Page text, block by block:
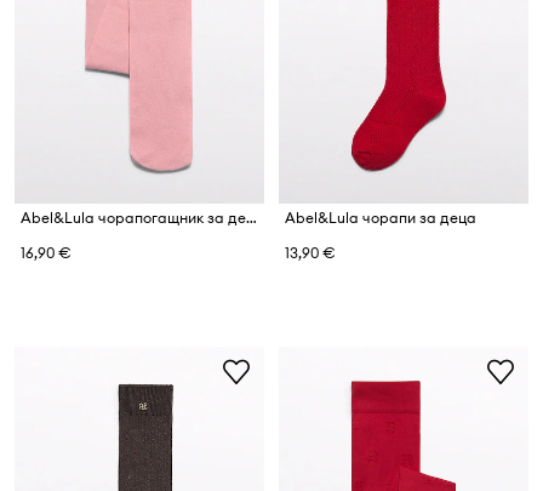
Abel&Lula чорапогащник за деца
16,90 €
Abel&Lula чорапи за деца
13,90 €